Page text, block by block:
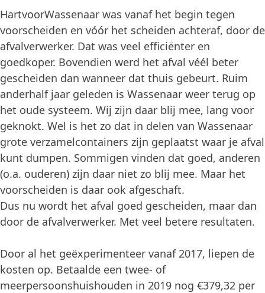
HartvoorWassenaar was vanaf het begin tegen
voorscheiden en vóór het scheiden achteraf, door de
afvalverwerker. Dat was veel efficiënter en
goedkoper. Bovendien werd het afval véél beter
gescheiden dan wanneer dat thuis gebeurt. Ruim
anderhalf jaar geleden is Wassenaar weer terug op
het oude systeem. Wij zijn daar blij mee, lang voor
geknokt. Wel is het zo dat in delen van Wassenaar
grote verzamelcontainers zijn geplaatst waar je afval
kunt dumpen. Sommigen vinden dat goed, anderen
(o.a. ouderen) zijn daar niet zo blij mee. Maar het
voorscheiden is daar ook afgeschaft.
Dus nu wordt het afval goed gescheiden, maar dan
door de afvalverwerker. Met veel betere resultaten.
Door al het geëxperimenteer vanaf 2017, liepen de
kosten op. Betaalde een twee- of
meerpersoonshuishouden in 2019 nog €379,32 per